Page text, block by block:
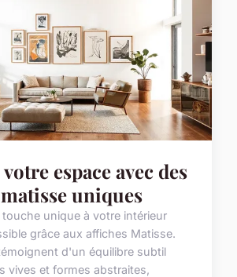
espace avec des
uniques
unique à votre intérieur
grâce aux affiches Matisse.
d'un équilibre subtil
vives et formes abstraites,